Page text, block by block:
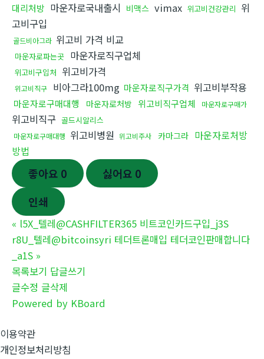
대리처방 마운자로국내출시 비맥스 vimax 위고비건강관리 위
고비구입
골드비아그라 위고비 가격 비교
마운자로파는곳 마운자로직구업체
위고비구입처 위고비가격
위고비직구 비아그라100mg 마운자로직구가격 위고비부작용
마운자로구매대행 마운자로처방 위고비직구업체 마운자로구매가
위고비직구 골드시알리스
마운자로구매대행 위고비병원 위고비주사 카마그라 마운자로처방
방법
좋아요 0 싫어요 0
인쇄
« l5X_텔레@CASHFILTER365 비트코인카드구입_j3S
r8U_텔레@bitcoinsyri 테더트론매입 테더코인판매합니다
_a1S »
목록보기 답글쓰기
글수정 글삭제
Powered by KBoard
이용약관
개인정보처리방침